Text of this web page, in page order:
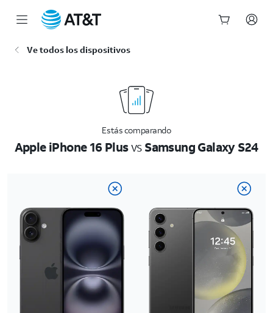
Ve todos los dispositivos
Estás comparando
Apple iPhone 16 PlusvsSamsung Galaxy S24